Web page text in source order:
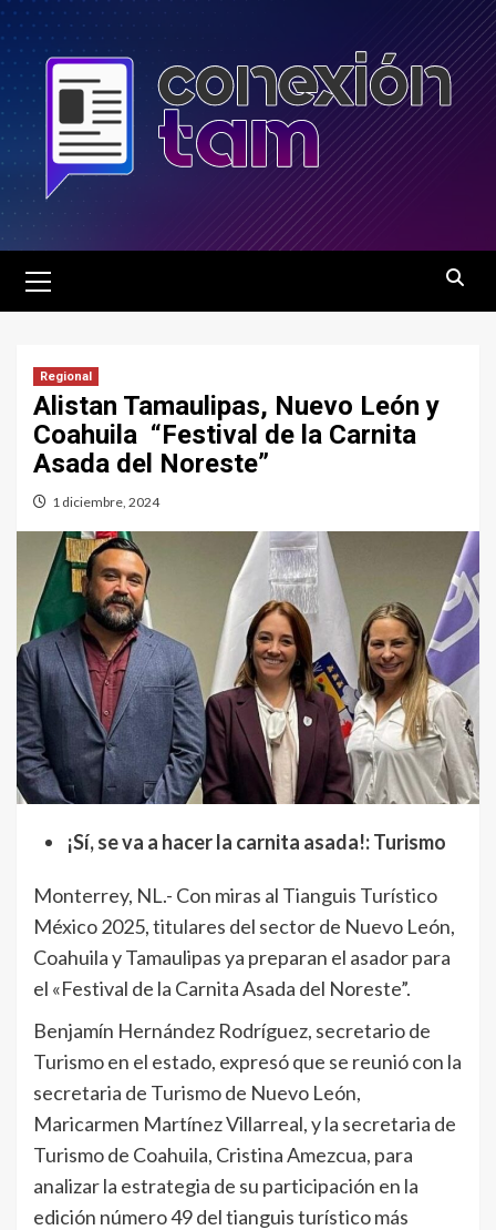
Saltar
al
contenido
principal
Regional
Alistan Tamaulipas, Nuevo León y
Coahuila “Festival de la Carnita
Asada del Noreste”
1 diciembre, 2024
¡Sí, se va a hacer la carnita asada!: Turismo
Monterrey, NL.- Con miras al Tianguis Turístico
México 2025, titulares del sector de Nuevo León,
Coahuila y Tamaulipas ya preparan el asador para
el «Festival de la Carnita Asada del Noreste”.
Benjamín Hernández Rodríguez, secretario de
Turismo en el estado, expresó que se reunió con la
secretaria de Turismo de Nuevo León,
Maricarmen Martínez Villarreal, y la secretaria de
Turismo de Coahuila, Cristina Amezcua, para
analizar la estrategia de su participación en la
edición número 49 del tianguis turístico más